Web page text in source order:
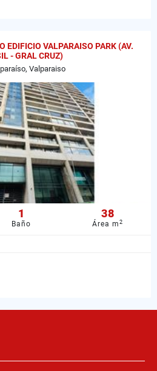
EDIFICIO VALPARAISO PARK (AV.
- GRAL CRUZ)
Valparaiso
1
Baño
38
Área m2